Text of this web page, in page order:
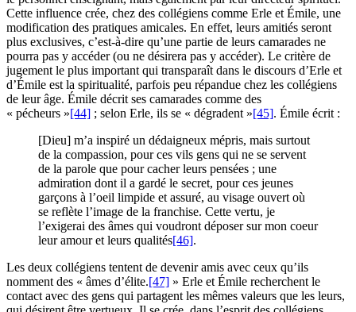
Cette influence crée, chez des collégiens comme Erle et Émile, une
modification des pratiques amicales. En effet, leurs amitiés seront
plus exclusives, c’est-à-dire qu’une partie de leurs camarades ne
pourra pas y accéder (ou ne désirera pas y accéder). Le critère de
jugement le plus important qui transparaît dans le discours d’Erle et
d’Émile est la spiritualité, parfois peu répandue chez les collégiens
de leur âge. Émile décrit ses camarades comme des
« pécheurs »[44] ; selon Erle, ils se « dégradent »[45]. Émile écrit :
[Dieu] m’a inspiré un dédaigneux mépris, mais surtout
de la compassion, pour ces vils gens qui ne se servent
de la parole que pour cacher leurs pensées ; une
admiration dont il a gardé le secret, pour ces jeunes
garçons à l’oeil limpide et assuré, au visage ouvert où
se reflète l’image de la franchise. Cette vertu, je
l’exigerai des âmes qui voudront déposer sur mon coeur
leur amour et leurs qualités[46].
Les deux collégiens tentent de devenir amis avec ceux qu’ils
nomment des « âmes d’élite.[47] » Erle et Émile recherchent le
contact avec des gens qui partagent les mêmes valeurs que les leurs,